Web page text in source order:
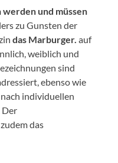
und müssen
zu Gunsten der
das Marburger. auf
weiblich und
sind
ebenso wie
individuellen
Der
das